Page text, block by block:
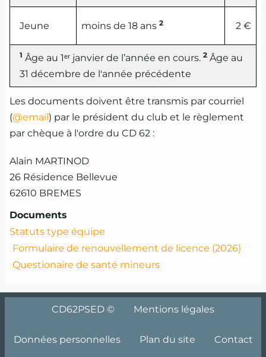
Jeune moins de 18 ans 2 2 €
1 Âge au 1ᵉʳ janvier de l’année en cours. 2 Âge au
31 décembre de l'année précédente
Les documents doivent être transmis par courriel
(@email) par le président du club et le règlement
par chèque à l'ordre du CD 62 :
Alain MARTINOD
26 Résidence Bellevue
62610 BREMES
Documents
Statuts type équipe
Formulaire de renouvellement de licence (2026)
Questionaire de santé mineurs
de
CD62PSED © Mentions légales
Données personnelles Plan du site Contact